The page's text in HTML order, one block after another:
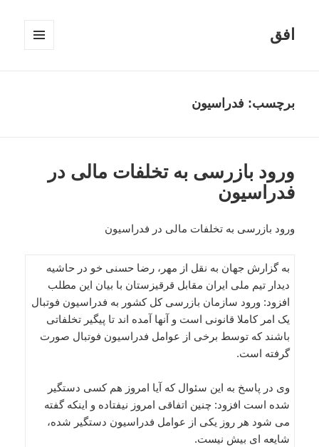
افق
برچسب: فدراسیون
ورود بازرسی به تخلفات مالی در
فدراسیون
ورود بازرسی به تخلفات مالی در فدراسیون
به گزارش جهان به نقل از مهر، رضا حسنی خو در حاشیه
دیدار تیم ملی ایران مقابل قرقیزستان با بیان این مطلب
افزود: ورود سازمان بازرسی کل کشور به فدراسیون فوتبال
یک امر کاملا قانونی است و آنها آمده اند تا پیگیر تخلفاتی
باشند که توسط برخی از عوامل فدراسیون فوتبال صورت
گرفته است.
وی در پاسخ به این سئوال که آیا امروز هم کسی دستگیر
شده است افزود: چنین اتفاقی امروز نیفتاده و اینکه گفته
می شود هر روز یکی از عوامل فدراسیون دستگیر شده،
شایعه ای بیش نیست.